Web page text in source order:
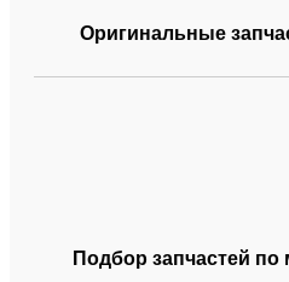
Оригинальные
Подбор запчастей